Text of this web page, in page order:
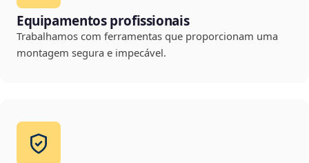
Equipamentos profissionais
Trabalhamos com ferramentas que proporcionam uma
montagem segura e impecável.